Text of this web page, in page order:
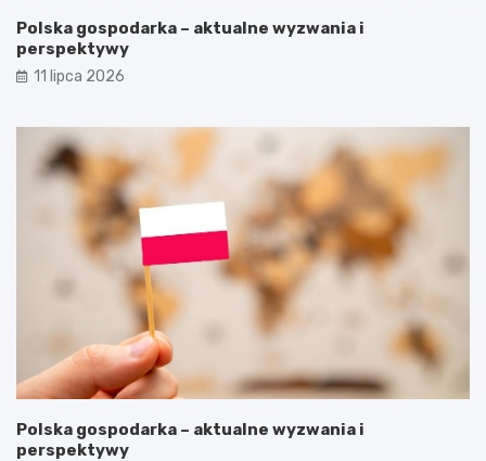
Polska gospodarka – aktualne wyzwania i
perspektywy
11 lipca 2026
Polska gospodarka – aktualne wyzwania i
perspektywy